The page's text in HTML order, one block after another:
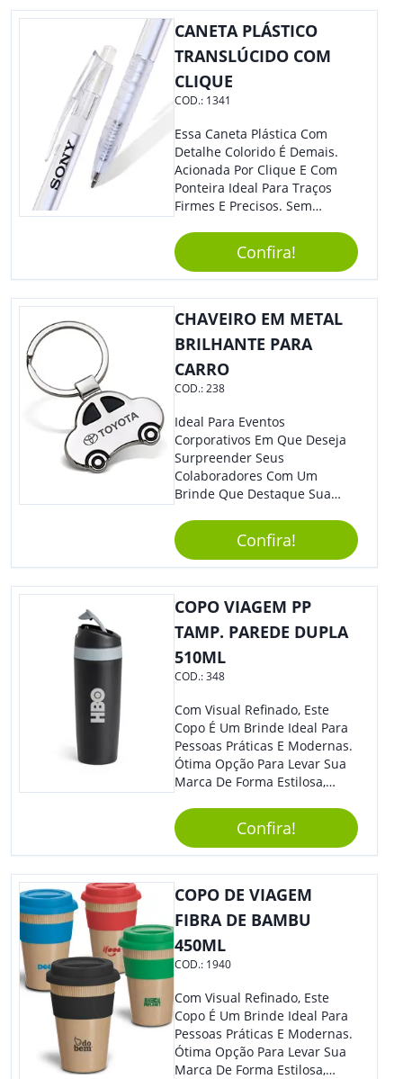
CANETA PLÁSTICO
TRANSLÚCIDO COM
CLIQUE
COD.: 1341
Essa Caneta Plástica Com
Detalhe Colorido É Demais.
Acionada Por Clique E Com
Ponteira Ideal Para Traços
Firmes E Precisos. Sem
Brinde Para Representar Sua
Marca. Dimensões: 1.6 Cm X
14 Cm X 1.6 Cm
Confira!
CHAVEIRO EM METAL
BRILHANTE PARA
CARRO
COD.:238
Ideal Para Eventos
Corporativos Em Que Deseja
Surpreender Seus
Colaboradores Com Um
Brinde Que Destaque Sua
Formato De Carro É Ideal!
Elaborado Com Metal,
Material Resistente E Durável,
O Item Conta Também Com
Lindo Design.
Confira!
COPO VIAGEM PP
TAMP. PAREDE DUPLA
510ML
COD.:348
Com Visual Refinado, Este
Copo É Um Brinde Ideal Para
Pessoas Práticas E Modernas.
Ótima Opção Para Levar Sua
Marca De Forma Estilosa,
Empresa Em Eventos,
Reuniões Corporativas Ou Até
Mesmo Para Presentear
Colaboradores.
Confira!
COPO DE VIAGEM
FIBRA DE BAMBU
450ML
COD.: 1940
Com Visual Refinado, Este
Copo É Um Brinde Ideal Para
Pessoas Práticas E Modernas.
Ótima Opção Para Levar Sua
Marca De Forma Estilosa,